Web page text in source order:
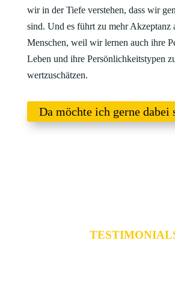
wir in der Tiefe verstehen, dass wir
sind. Und es führt zu mehr Akzeptanz
Menschen, weil wir lernen auch ihre
Leben und ihre Persönlichkeitstypen
wertzuschätzen.
Da möchte ich gerne dabei